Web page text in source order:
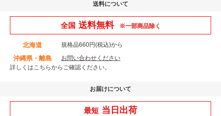
送料について
全国 送料無料 ※一部商品除く
北海道 規格品660円(税込)から
沖縄県・離島
お問い合わせください
詳しくはこちらからご確認ください。
お届けについて
最短 当日出荷